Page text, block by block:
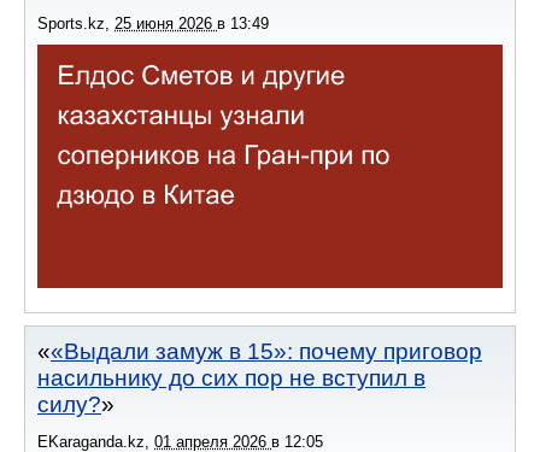
Sports.kz 25 июня 2026 в 13:49
«Выдали замуж в 15»: почему приговор
насильнику до сих пор не вступил в
силу?
EKaraganda.kz 01 апреля 2026 в 12:05